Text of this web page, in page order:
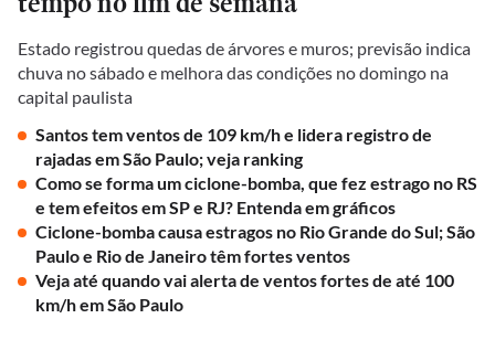
Estado registrou quedas de árvores e muros; previsão indica
chuva no sábado e melhora das condições no domingo na
capital paulista
Santos tem ventos de 109 km/h e lidera registro de
rajadas em São Paulo; veja ranking
Como se forma um ciclone-bomba, que fez estrago no RS
e tem efeitos em SP e RJ? Entenda em gráficos
Ciclone-bomba causa estragos no Rio Grande do Sul; São
Paulo e Rio de Janeiro têm fortes ventos
Veja até quando vai alerta de ventos fortes de até 100
km/h em São Paulo